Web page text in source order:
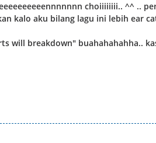
choiiiiiiii.. ^^ ..
kalo aku bilang lagu ini lebih ear
will breakdown" buahahahahha..